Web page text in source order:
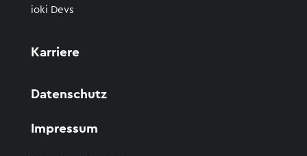
ioki Devs
Karriere
Datenschutz
Impressum